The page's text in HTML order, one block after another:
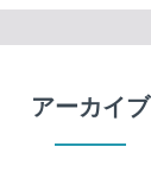
アーカイブ